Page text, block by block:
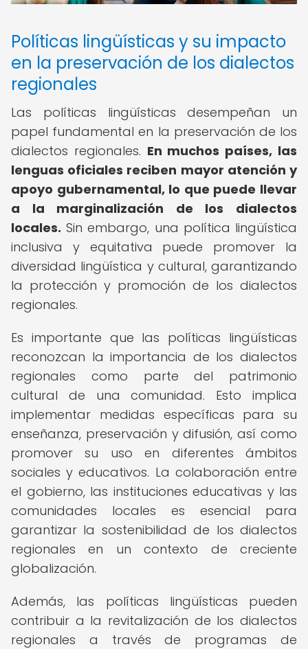
Políticas lingüísticas y su impacto
en la preservación de los dialectos
regionales
Las políticas lingüísticas desempeñan un
papel fundamental en la preservación de los
dialectos regionales. En muchos países, las
lenguas oficiales reciben mayor atención y
apoyo gubernamental, lo que puede llevar
a la marginalización de los dialectos
locales. Sin embargo, una política lingüística
inclusiva y equitativa puede promover la
diversidad lingüística y cultural, garantizando
la protección y promoción de los dialectos
regionales.
Es importante que las políticas lingüísticas
reconozcan la importancia de los dialectos
regionales como parte del patrimonio
cultural de una comunidad. Esto implica
implementar medidas específicas para su
enseñanza, preservación y difusión, así como
promover su uso en diferentes ámbitos
sociales y educativos. La colaboración entre
el gobierno, las instituciones educativas y las
comunidades locales es esencial para
garantizar la sostenibilidad de los dialectos
regionales en un contexto de creciente
globalización.
Además, las políticas lingüísticas pueden
contribuir a la revitalización de los dialectos
regionales a través de programas de